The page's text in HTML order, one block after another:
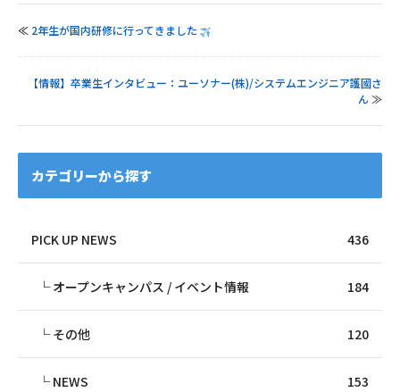
≪ 2年生が国内研修に行ってきました
【情報】卒業生インタビュー：ユーソナー(株)/システムエンジニア護國さ
ん≫
カテゴリーから探す
PICK UP NEWS 436
オープンキャンパス / イベント情報 184
その他 120
NEWS 153